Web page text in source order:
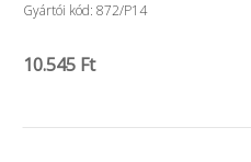
Gyártói kód: 872/P14
10.545 Ft